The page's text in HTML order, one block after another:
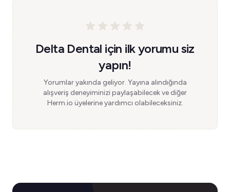
Delta Dental için ilk yorumu siz
yapın!
Yorumlar yakında geliyor. Yayına alındığında
alışveriş deneyiminizi paylaşabilecek ve diğer
Herm.io üyelerine yardımcı olabileceksiniz.